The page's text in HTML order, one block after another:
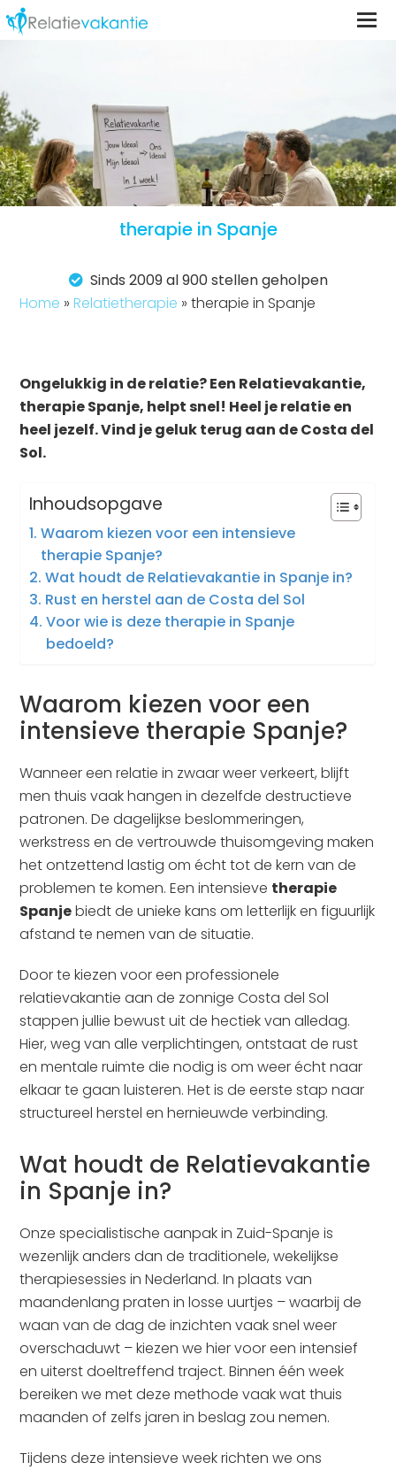
therapie in Spanje
Sinds 2009 al 900 stellen geholpen
Home »Relatietherapie »therapie in Spanje
Ongelukkig in de relatie? Een Relatievakantie,
therapie Spanje, helpt snel! Heel je relatie en
heel jezelf. Vind je geluk terug aan de Costa del
Sol.
Inhoudsopgave
Waarom kiezen voor een intensieve
therapie Spanje?
Wat houdt de Relatievakantie in Spanje in?
Rust en herstel aan de Costa del Sol
Voor wie is deze therapie in Spanje
bedoeld?
Waarom kiezen voor een
intensieve therapie Spanje?
Wanneer een relatie in zwaar weer verkeert, blijft
men thuis vaak hangen in dezelfde destructieve
patronen. De dagelijkse beslommeringen,
werkstress en de vertrouwde thuisomgeving maken
het ontzettend lastig om écht tot de kern van de
problemen te komen. Een intensieve therapie
Spanjebiedt de unieke kans om letterlijk en figuurlijk
afstand te nemen van de situatie.
Door te kiezen voor een professionele
relatievakantie aan de zonnige Costa del Sol
stappen jullie bewust uit de hectiek van alledag.
Hier, weg van alle verplichtingen, ontstaat de rust
en mentale ruimte die nodig is om weer écht naar
elkaar te gaan luisteren. Het is de eerste stap naar
structureel herstel en hernieuwde verbinding.
Wat houdt de Relatievakantie
in Spanje in?
Onze specialistische aanpak in Zuid-Spanje is
wezenlijk anders dan de traditionele, wekelijkse
therapiesessies in Nederland. In plaats van
maandenlang praten in losse uurtjes – waarbij de
waan van de dag de inzichten vaak snel weer
overschaduwt – kiezen we hier voor een intensief
en uiterst doeltreffend traject. Binnen één week
bereiken we met deze methode vaak wat thuis
maanden of zelfs jaren in beslag zou nemen.
Tijdens deze intensieve week richten we ons